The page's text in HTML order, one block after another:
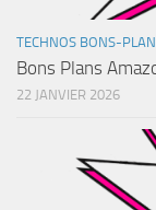
TECHNOS BONS-
Bons Plans
22 JANVIER 2026